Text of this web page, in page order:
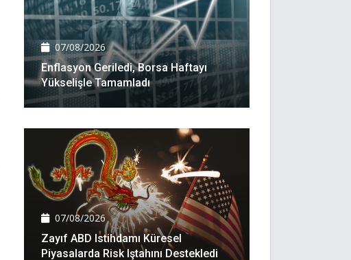
07/08/2026
Enflasyon Geriledi, Borsa Haftayı
Yükselişle Tamamladı
07/08/2026
Zayıf ABD Istihdamı Küresel
Piyasalarda Risk Iştahını Destekledi